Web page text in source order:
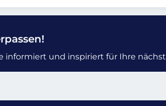
informiert und inspiriert für Ihre